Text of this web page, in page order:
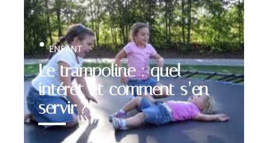
Le trampoline : quel
intérêt et comment s’en
servir ?
ENFANT